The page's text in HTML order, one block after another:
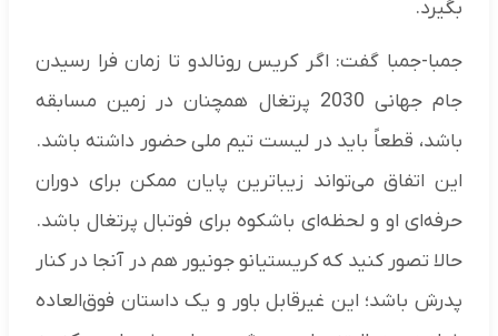
بگیرد.
جمبا-جمبا گفت: اگر کریس رونالدو تا زمان فرا رسیدن
جام جهانی 2030 پرتغال همچنان در زمین مسابقه
باشد، قطعاً باید در لیست تیم ملی حضور داشته باشد.
این اتفاق می‌تواند زیباترین پایان ممکن برای دوران
حرفه‌ای او و لحظه‌ای باشکوه برای فوتبال پرتغال باشد.
حالا تصور کنید که کریستیانو جونیور هم در آنجا در کنار
پدرش باشد؛ این غیرقابل باور و یک داستان فوق‌العاده